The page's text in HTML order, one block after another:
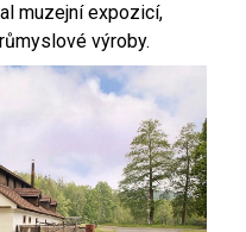
muzejní expozicí,
výroby.